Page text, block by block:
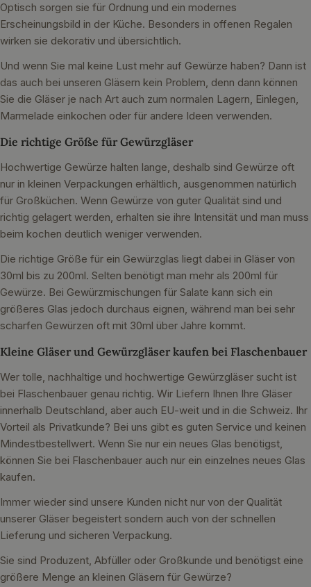
Optisch sorgen sie für Ordnung und ein modernes
Erscheinungsbild in der Küche. Besonders in offenen Regalen
wirken sie dekorativ und übersichtlich.
Und wenn Sie mal keine Lust mehr auf Gewürze haben? Dann ist
das auch bei unseren Gläsern kein Problem, denn dann können
Sie die Gläser je nach Art auch zum normalen Lagern, Einlegen,
Marmelade einkochen oder für andere Ideen verwenden.
Die richtige Größe für Gewürzgläser
Hochwertige Gewürze halten lange, deshalb sind Gewürze oft
nur in kleinen Verpackungen erhältlich, ausgenommen natürlich
für Großküchen. Wenn Gewürze von guter Qualität sind und
richtig gelagert werden, erhalten sie ihre Intensität und man muss
beim kochen deutlich weniger verwenden.
Die richtige Größe für ein Gewürzglas liegt dabei in Gläser von
30ml bis zu 200ml. Selten benötigt man mehr als 200ml für
Gewürze. Bei Gewürzmischungen für Salate kann sich ein
größeres Glas jedoch durchaus eignen, während man bei sehr
scharfen Gewürzen oft mit 30ml über Jahre kommt.
Kleine Gläser und Gewürzgläser kaufen bei Flaschenbauer
Wer tolle, nachhaltige und hochwertige Gewürzgläser sucht ist
bei Flaschenbauer genau richtig. Wir Liefern Ihnen Ihre Gläser
innerhalb Deutschland, aber auch EU-weit und in die Schweiz. Ihr
Vorteil als Privatkunde? Bei uns gibt es guten Service und keinen
Mindestbestellwert. Wenn Sie nur ein neues Glas benötigst,
können Sie bei Flaschenbauer auch nur ein einzelnes neues Glas
kaufen.
Immer wieder sind unsere Kunden nicht nur von der Qualität
unserer Gläser begeistert sondern auch von der schnellen
Lieferung und sicheren Verpackung.
Sie sind Produzent, Abfüller oder Großkunde und benötigst eine
größere Menge an kleinen Gläsern für Gewürze?